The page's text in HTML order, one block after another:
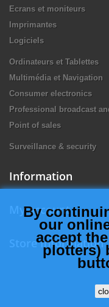
Ecrans et moniteurs
Imprimantes
Logiciels
Ordinateurs et Tablettes
Multimédia et Navigation
Consumer electronics
Professional broadcast
Point of sales
Surveillance & security
Information
My account
Store Information
By
our
accept
plotters)